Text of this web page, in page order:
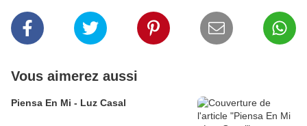
Vous aimerez aussi
Piensa En Mi - Luz Casal